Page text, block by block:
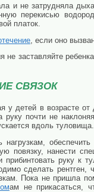
и не затрудняла
перекисью
платок.
, если оно
не заставляйте
СВЯЗОК
у детей в возрасте
руку почти не
вдоль туловища.
нагрузкам,
повязку, нанести
прибинтовать руку к
сделать
Пока не пришла
ам не прикасаться,